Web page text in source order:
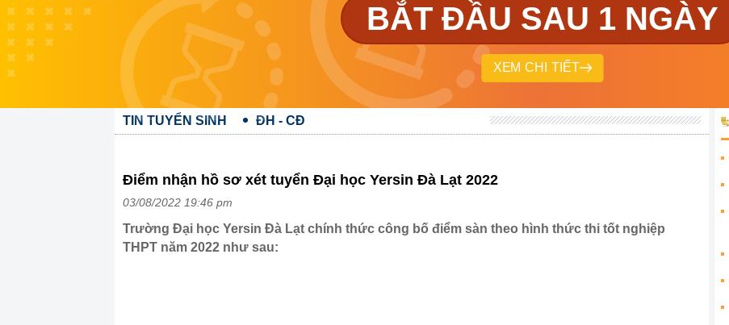
BẮT ĐẦU SAU 1 NGÀY
XEM CHI TIẾT
TIN TUYỂN SINH ĐH - CĐ
Điểm nhận hồ sơ xét tuyển Đại học Yersin Đà Lạt 2022
03/08/2022 19:46 pm
Trường Đại học Yersin Đà Lạt chính thức công bố điểm sàn theo hình thức thi tốt nghiệp
THPT năm 2022 như sau: